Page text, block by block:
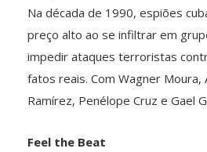
Na década de 1990, espiões
preço alto ao se infiltrar em
impedir ataques terroristas
fatos reais. Com Wagner Moura,
Ramírez, Penélope Cruz e Gael
Feel the Beat